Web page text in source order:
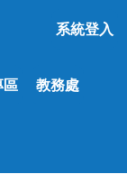
區 教務處
系統登入